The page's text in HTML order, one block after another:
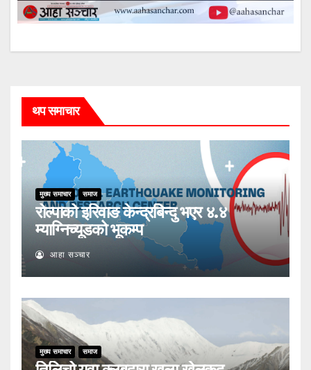
थप समाचार
मुख्य समाचार समाज
रोल्पाको इरिवाङ केन्द्रबिन्दु भएर ४.४
म्याग्निच्यूडको भूकम्प
आहा सञ्चार
मुख्य समाचार समाज